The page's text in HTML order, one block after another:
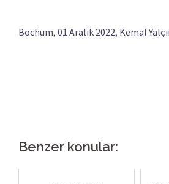
Bochum, 01 Aralık 2022, Kemal
Benzer konular: